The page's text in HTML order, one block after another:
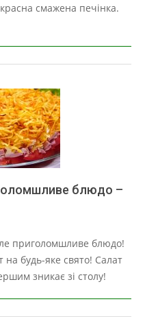
смажена печінка.
блюдо –
приголомшливе блюдо!
будь-яке свято! Салат
зникає зі столу!